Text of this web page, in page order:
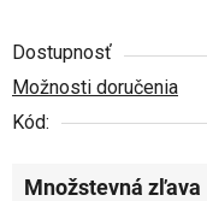
Dostupnosť
Možnosti doručenia
Kód:
Množstevná zľava